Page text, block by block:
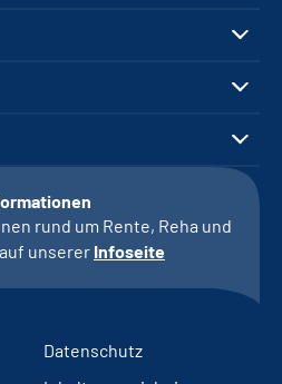
rund um Rente, Reha und
unserer Infoseite
Datenschutz